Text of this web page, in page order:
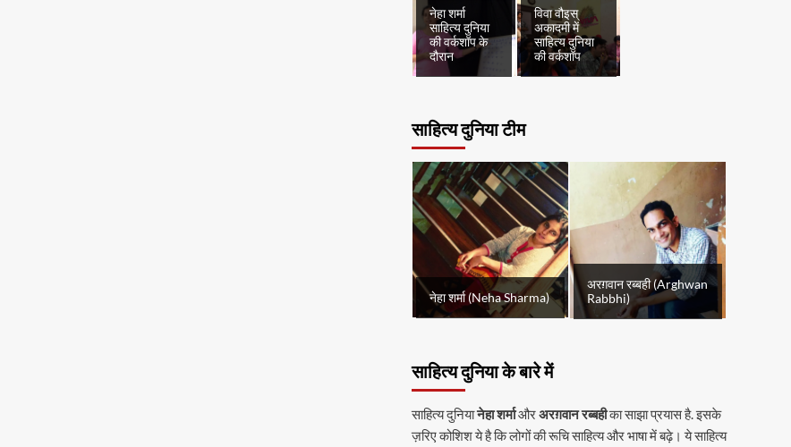
नेहा शर्मा
साहित्य दुनिया
की वर्कशॉप के
दौरान
विवा वौइस्
अकादमी में
साहित्य दुनिया
की वर्कशॉप
साहित्य दुनिया टीम
नेहा शर्मा (Neha Sharma)
अरग़वान रब्बही (Arghwan
Rabbhi)
साहित्य दुनिया के बारे में
साहित्य दुनियानेहा शर्माऔरअरग़वान रब्बहीका साझा प्रयास है. इसके
ज़रिए कोशिश ये है कि लोगों की रूचि साहित्य और भाषा में बढ़े। ये साहित्य